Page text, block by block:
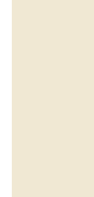
Haiku